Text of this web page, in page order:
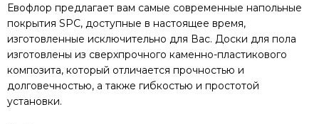
Евофлор предлагает вам самые современные напольные
покрытия SPC, доступные в настоящее время,
изготовленные исключительно для Вас. Доски для пола
изготовлены из сверхпрочного каменно-пластикового
композита, который отличается прочностью и
долговечностью, а также гибкостью и простотой
установки.